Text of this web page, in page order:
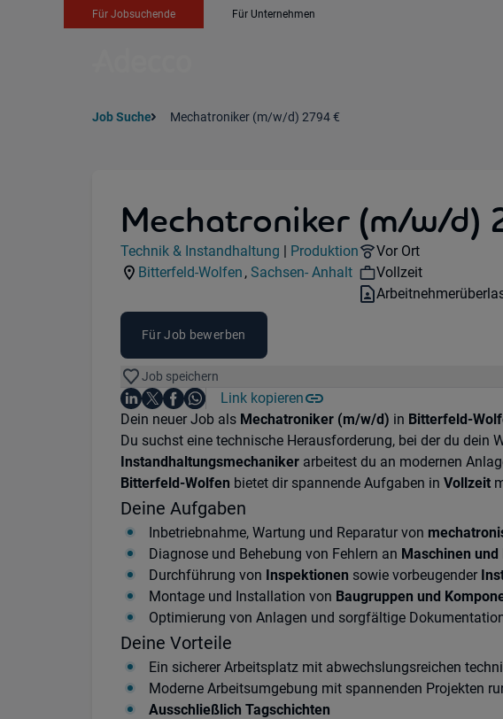
Für Jobsuchende Für Unternehmen
Job Suche Mechatroniker (m/w/d) 2794 €
Mechatroniker (m/w/d)
Jobdetails
Kategorie:
Technik & Instandhaltung |
Industry:
Produktion
Standorte:
Bitterfeld-Wolfen ,
Region:
Sachsen- Anhalt
Remote Option:
Vor Ort
Workhours:
Vollzeit
Vertragsart:
Für Job bewerben
Job speichern
Teile diesen Job
Auf LinkedIn teilen
Auf X teilen
Auf Facebook teilen
Auf WhatsApp teilen
Link kopieren
Einleitung
Dein neuer Job als Mechatroniker (m/w/d) in Bitterfeld-
Du suchst eine technische Herausforderung, bei der du dein
Instandhaltungsmechaniker arbeitest du an modernen
Bitterfeld-Wolfen bietet dir spannende Aufgaben in Vollzeit
Deine Aufgaben
Inbetriebnahme, Wartung und Reparatur von
Diagnose und Behebung von Fehlern an Maschinen
Durchführung von Inspektionen sowie vorbeugender
Montage und Installation von Baugruppen und
Optimierung von Anlagen und sorgfältige
Deine Vorteile
Ein sicherer Arbeitsplatz mit abwechslungsreichen
Moderne Arbeitsumgebung mit spannenden Projekten
Ausschließlich Tagschichten